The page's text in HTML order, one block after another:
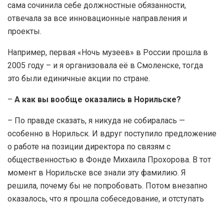
сама сочинила себе должностные обязанности,
отвечала за все инновационные направления и
проекты.
Например, первая «Ночь музеев» в России прошла в
2005 году – и я организовала её в Смоленске, тогда
это были единичные акции по стране.
– А как вы вообще оказались в Норильске?
– По правде сказать, я никуда не собиралась —
особенно в Норильск. И вдруг поступило предложение
о работе на позиции директора по связям с
общественностью в Фонде Михаила Прохорова. В тот
момент в Норильске все знали эту фамилию. Я
решила, почему бы не попробовать. Потом внезапно
оказалось, что я прошла собеседование, и отступать